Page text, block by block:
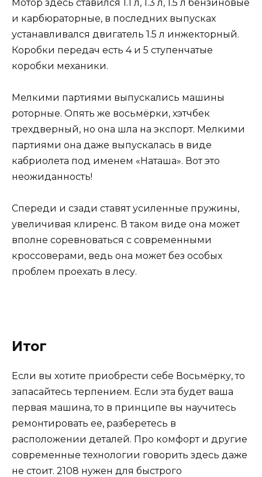
Мотор здесь ставился 1.1 л, 1.3 л, 1.5 л бензиновые
и карбюраторные, в последних выпусках
устанавливался двигатель 1.5 л инжекторный.
Коробки передач есть 4 и 5 ступенчатые
коробки механики.
Мелкими партиями выпускались машины
роторные. Опять же восьмёрки, хэтчбек
трехдверный, но она шла на экспорт. Мелкими
партиями она даже выпускалась в виде
кабриолета под именем «Наташа». Вот это
неожиданность!
Спереди и сзади ставят усиленные пружины,
увеличивая клиренс. В таком виде она может
вполне соревноваться с современными
кроссоверами, ведь она может без особых
проблем проехать в лесу.
Итог
Если вы хотите приобрести себе Восьмёрку, то
запасайтесь терпением. Если эта будет ваша
первая машина, то в принципе вы научитесь
ремонтировать ее, разберетесь в
расположении деталей. Про комфорт и другие
современные технологии говорить здесь даже
не стоит. 2108 нужен для быстрого